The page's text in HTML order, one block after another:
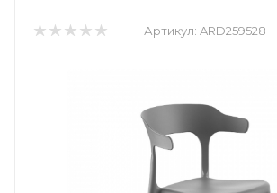
Артикул: ARD259528